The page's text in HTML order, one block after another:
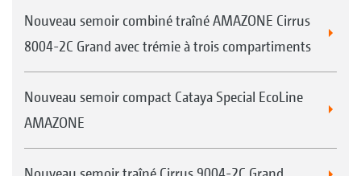
Nouveau semoir combiné traîné AMAZONE Cirrus
8004-2C Grand avec trémie à trois compartiments
Nouveau semoir compact Cataya Special EcoLine
AMAZONE